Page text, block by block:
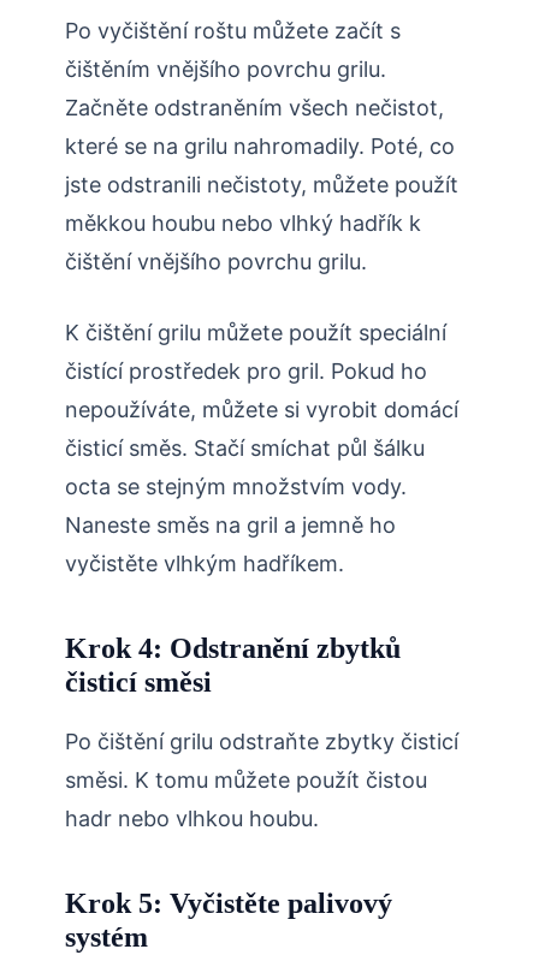
Po vyčištění roštu můžete začít s
čištěním vnějšího povrchu grilu.
Začněte odstraněním všech nečistot,
které se na grilu nahromadily. Poté, co
jste odstranili nečistoty, můžete použít
měkkou houbu nebo vlhký hadřík k
čištění vnějšího povrchu grilu.
K čištění grilu můžete použít speciální
čistící prostředek pro gril. Pokud ho
nepoužíváte, můžete si vyrobit domácí
čisticí směs. Stačí smíchat půl šálku
octa se stejným množstvím vody.
Naneste směs na gril a jemně ho
vyčistěte vlhkým hadříkem.
Krok 4: Odstranění zbytků
čisticí směsi
Po čištění grilu odstraňte zbytky čisticí
směsi. K tomu můžete použít čistou
hadr nebo vlhkou houbu.
Krok 5: Vyčistěte palivový
systém